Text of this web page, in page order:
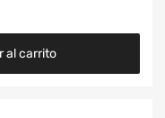
al carrito